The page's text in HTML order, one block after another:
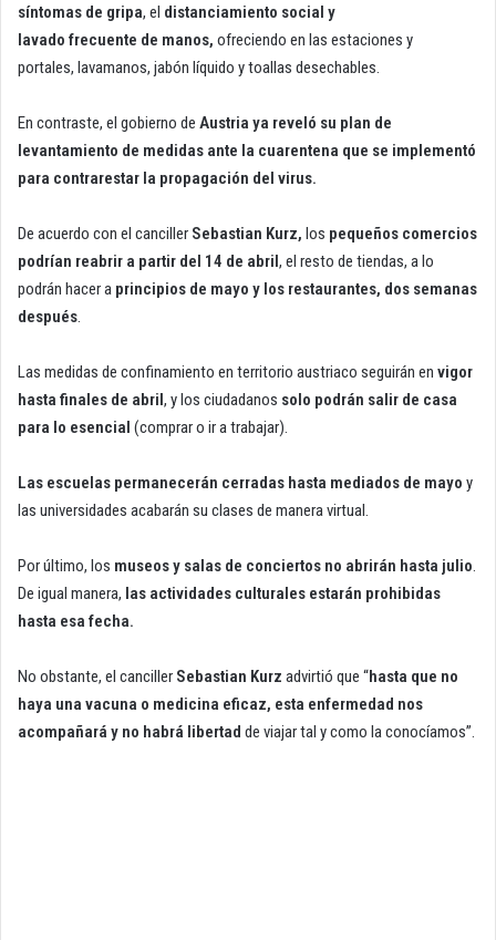
síntomas de gripa, el distanciamiento social y
lavado frecuente de manos, ofreciendo en las estaciones y
portales, lavamanos, jabón líquido y toallas desechables.
En contraste, el gobierno de Austria ya reveló su plan de
levantamiento de medidas ante la cuarentena que se implementó
para contrarestar la propagación del virus.
De acuerdo con el canciller Sebastian Kurz, los pequeños comercios
podrían reabrir a partir del 14 de abril, el resto de tiendas, a lo
podrán hacer a principios de mayo y los restaurantes, dos semanas
después.
Las medidas de confinamiento en territorio austriaco seguirán en vigor
hasta finales de abril, y los ciudadanos solo podrán salir de casa
para lo esencial (comprar o ir a trabajar).
Las escuelas permanecerán cerradas hasta mediados de mayo y
las universidades acabarán su clases de manera virtual.
Por último, los museos y salas de conciertos no abrirán hasta julio.
De igual manera, las actividades culturales estarán prohibidas
hasta esa fecha.
No obstante, el canciller Sebastian Kurz advirtió que “hasta que no
haya una vacuna o medicina eficaz, esta enfermedad nos
acompañará y no habrá libertad de viajar tal y como la conocíamos”.